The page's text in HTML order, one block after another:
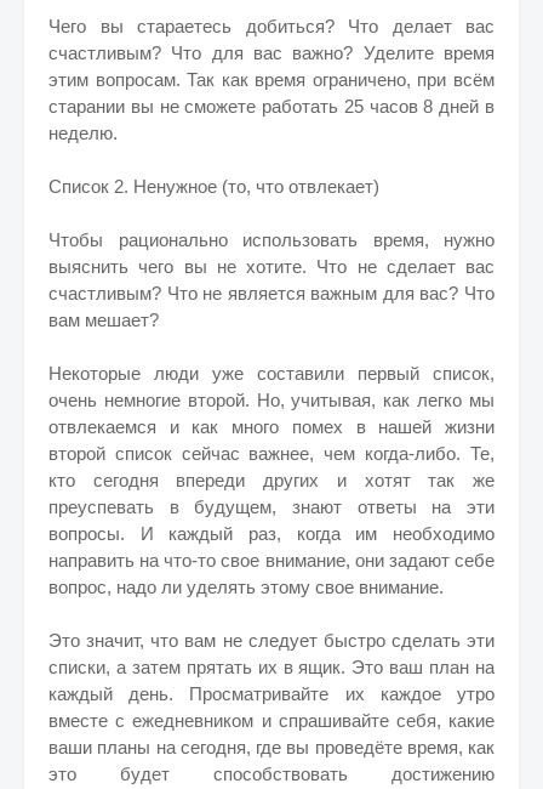
Чего вы стараетесь добиться? Что делает вас
счастливым? Что для вас важно? Уделите время
этим вопросам. Так как время ограничено, при всём
старании вы не сможете работать 25 часов 8 дней в
неделю.
Список 2. Ненужное (то, что отвлекает)
Чтобы рационально использовать время, нужно
выяснить чего вы не хотите. Что не сделает вас
счастливым? Что не является важным для вас? Что
вам мешает?
Некоторые люди уже составили первый список,
очень немногие второй. Но, учитывая, как легко мы
отвлекаемся и как много помех в нашей жизни
второй список сейчас важнее, чем когда-либо. Те,
кто сегодня впереди других и хотят так же
преуспевать в будущем, знают ответы на эти
вопросы. И каждый раз, когда им необходимо
направить на что-то свое внимание, они задают себе
вопрос, надо ли уделять этому свое внимание.
Это значит, что вам не следует быстро сделать эти
списки, а затем прятать их в ящик. Это ваш план на
каждый день. Просматривайте их каждое утро
вместе с ежедневником и спрашивайте себя, какие
ваши планы на сегодня, где вы проведёте время, как
это будет способствовать достижению